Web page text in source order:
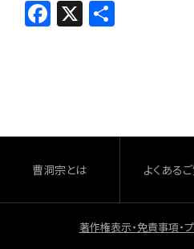
F
a
o
o
k
X 共
曹洞宗とは よくある
著作権表示・免責事項・